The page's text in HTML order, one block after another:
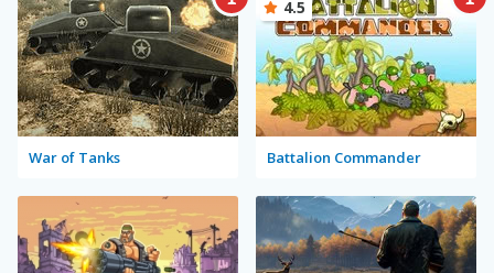
War of Tanks Battalion Commander
4.5